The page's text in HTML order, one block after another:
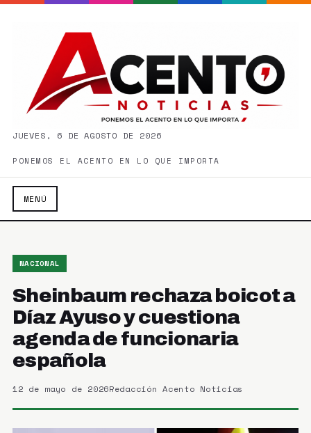
JUEVES, 6 DE AGOSTO DE 2026
PONEMOS EL ACENTO EN LO QUE IMPORTA
MENÚ
NACIONAL
Sheinbaum rechaza boicot a
Díaz Ayuso y cuestiona
agenda de funcionaria
española
12 de mayo de 2026Redacción Acento Noticias